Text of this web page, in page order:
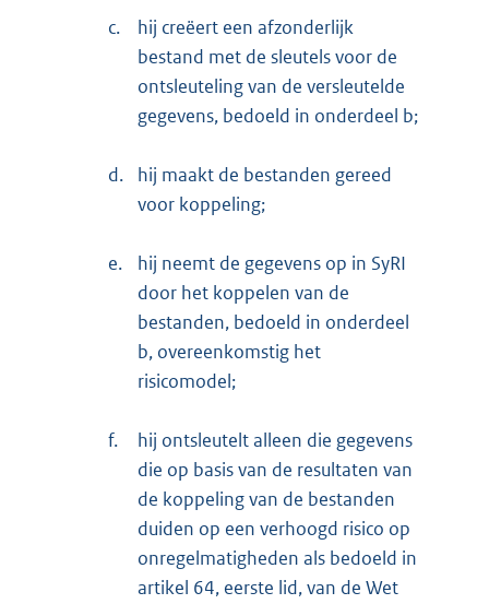
c.
hij creëert een afzonderlijk
bestand met de sleutels voor de
ontsleuteling van de versleutelde
gegevens, bedoeld in onderdeel b;
d.
hij maakt de bestanden gereed
voor koppeling;
e.
hij neemt de gegevens op in SyRI
door het koppelen van de
bestanden, bedoeld in onderdeel
b, overeenkomstig het
risicomodel;
f.
hij ontsleutelt alleen die gegevens
die op basis van de resultaten van
de koppeling van de bestanden
duiden op een verhoogd risico op
onregelmatigheden als bedoeld in
artikel 64, eerste lid, van de Wet